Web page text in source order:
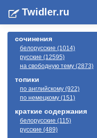
Twidler.ru
сочинения
белорусские (1014)
русские (12595)
на свободную тему (2873)
топики
по английскому (922)
по немецкому (151)
краткие содержания
белорусские (115)
русские (489)